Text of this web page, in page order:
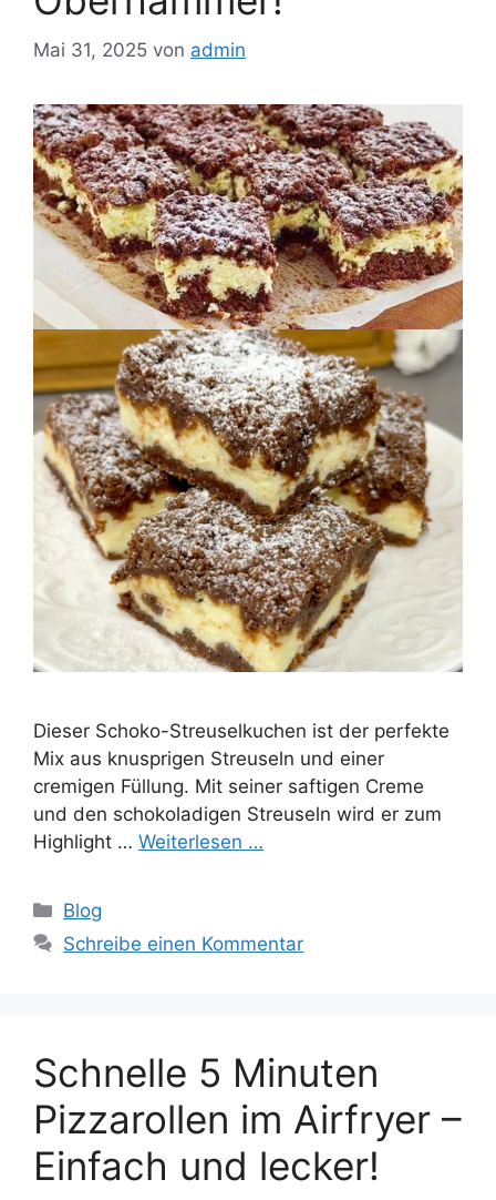
Mai 31, 2025 von admin
Dieser Schoko-Streuselkuchen ist der perfekte
Mix aus knusprigen Streuseln und einer
cremigen Füllung. Mit seiner saftigen Creme
und den schokoladigen Streuseln wird er zum
Highlight … Weiterlesen …
Kategorien
Blog
Schreibe einen Kommentar
Schnelle 5 Minuten
Pizzarollen im Airfryer –
Einfach und lecker!